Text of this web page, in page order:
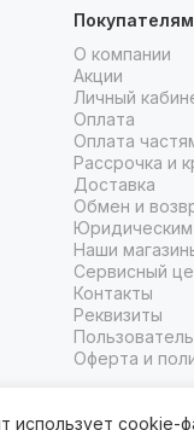
Покупателям
О компании
Акции
Личный
Оплата
Оплата
Рассрочка и
Доставка
Обмен и
Наши
Сервисный
Контакты
Реквизиты
Оферта и
использует cookie-